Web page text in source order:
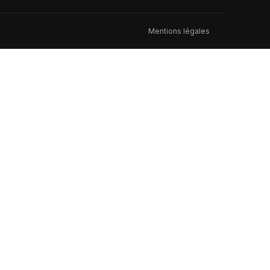
Mentions légales